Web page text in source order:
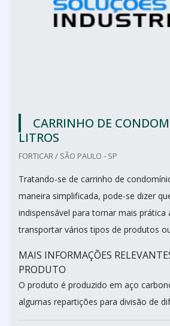
CARRINHO DE
LITROS
FORTICAR / SÃO PAULO - SP
Tratando-se de carrinho de
maneira simplificada, pode-se dizer
indispensável para tornar mais prática
transportar vários tipos de produtos
MAIS INFORMAÇÕES
PRODUTO
O produto é produzido em aço
algumas repartições para divisão de